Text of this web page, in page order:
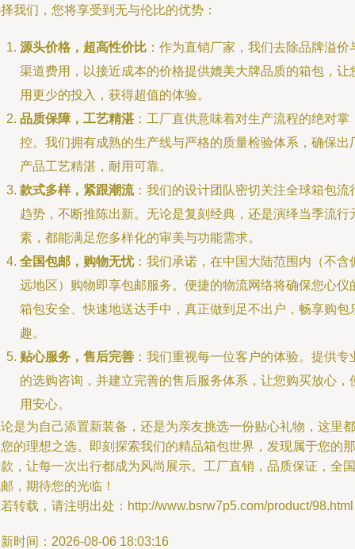
我们，您将享受到无与伦比的优势：
源头价格，超高性价比 ：作为直销厂家，我们去除品牌溢价
渠道费用，以接近成本的价格提供媲美大牌品质的箱包，让
用更少的投入，获得超值的体验。
品质保障，工艺精湛：工厂直供意味着对生产流程的绝对掌
控。我们拥有成熟的生产线与严格的质量检验体系，确保出
产品工艺精湛，耐用可靠。
款式多样，紧跟潮流：我们的设计团队密切关注全球箱包流
趋势，不断推陈出新。无论是复刻经典，还是演绎当季流行
素，都能满足您多样化的审美与功能需求。
全国包邮，购物无忧：我们承诺，在中国大陆范围内（不含
远地区）购物即享包邮服务。便捷的物流网络将确保您心仪
箱包安全、快速地送达手中，真正做到足不出户，畅享购包
趣。
贴心服务，售后完善 ：我们重视每一位客户的体验。提供专
的选购咨询，并建立完善的售后服务体系，让您购买放心，
用安心。
是为自己添置新装备，还是为亲友挑选一份贴心礼物，这里都
的理想之选。即刻探索我们的精品箱包世界，发现属于您的那
，让每一次出行都成为风尚展示。工厂直销，品质保证，全国
，期待您的光临！
转载，请注明出处：http://www.bsrw7p5.com/product/98.html
时间：2026-08-06 18:03:16